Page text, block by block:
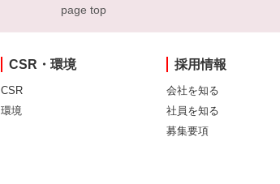
page top
CSR・環境
CSR
環境
採用情報
会社を知る
社員を知る
募集要項